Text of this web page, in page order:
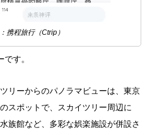
携程旅行（Ctrip）
す。
リーからのパノラマビューは、東京
スポットで、スカイツリー周辺に
族館など、多彩な娯楽施設が併設さ